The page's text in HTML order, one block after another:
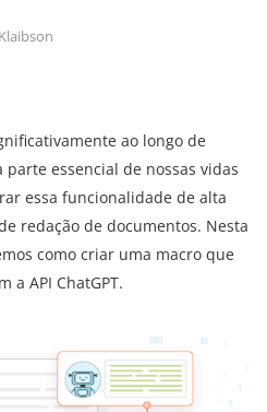
ao longo de
essencial de nossas vidas
essa funcionalidade de alta
redação de documentos. Nesta
como criar uma macro que
a API ChatGPT.